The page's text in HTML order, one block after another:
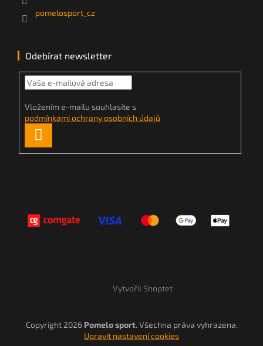
pomelosport_cz
Odebírat newsletter
Vložením e-mailu souhlasíte s
podmínkami ochrany osobních údajů
SE
Vytvořil Shoptet
Copyright 2026 Pomelo sport. Všechna práva vyhrazena.
Upravit nastavení cookies